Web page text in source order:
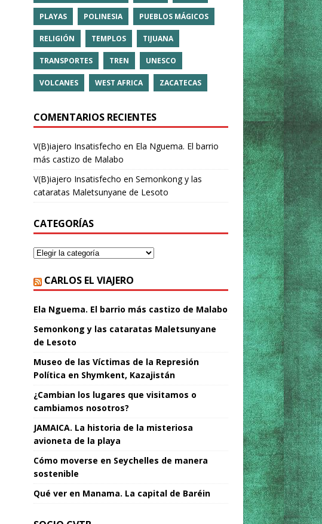
PLAYAS POLINESIA PUEBLOS MÁGICOS
RELIGIÓN TEMPLOS TIJUANA
TRANSPORTES TREN UNESCO
VOLCANES WEST AFRICA ZACATECAS
COMENTARIOS RECIENTES
V(B)iajero Insatisfecho en Ela Nguema. El barrio
más castizo de Malabo
V(B)iajero Insatisfecho en Semonkong y las
cataratas Maletsunyane de Lesoto
CATEGORÍAS
CARLOS EL VIAJERO
Ela Nguema. El barrio más castizo de Malabo
Semonkong y las cataratas Maletsunyane
de Lesoto
Museo de las Víctimas de la Represión
Política en Shymkent, Kazajistán
¿Cambian los lugares que visitamos o
cambiamos nosotros?
JAMAICA. La historia de la misteriosa
avioneta de la playa
Cómo moverse en Seychelles de manera
sostenible
Qué ver en Manama. La capital de Baréin